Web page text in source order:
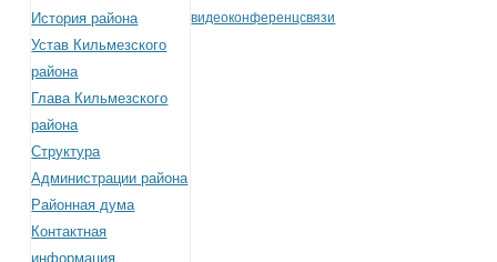
История района
Устав Кильмезского
района
Глава Кильмезского
района
Структура
Администрации района
Районная дума
Контактная
информация
видеоконференцсвязи